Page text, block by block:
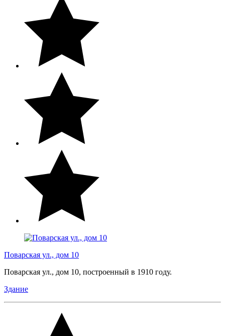
Поварская ул., дом 10
Поварская ул., дом 10, построенный в 1910 году.
Здание